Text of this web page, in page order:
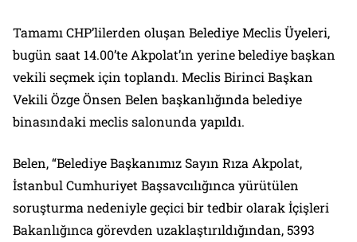
Tamamı CHP’lilerden oluşan Belediye Meclis Üyeleri,
bugün saat 14.00’te Akpolat’ın yerine belediye başkan
vekili seçmek için toplandı. Meclis Birinci Başkan
Vekili Özge Önsen Belen başkanlığında belediye
binasındaki meclis salonunda yapıldı.
Belen, “Belediye Başkanımız Sayın Rıza Akpolat,
İstanbul Cumhuriyet Başsavcılığınca yürütülen
soruşturma nedeniyle geçici bir tedbir olarak İçişleri
Bakanlığınca görevden uzaklaştırıldığından, 5393